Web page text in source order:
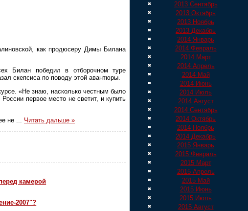
как продюсеру Димы Билана
Билан победил в отборочном туре
скепсиса по поводу этой авантюры.
«Не знаю, насколько честным было
первое место не светит, и купить
не
Читать дальше »
камерой
2007"?
2013 Сентябрь
2013 Октябрь
2013 Ноябрь
2013 Декабрь
2014 Январь
2014 Февраль
2014 Март
2014 Апрель
2014 Май
2014 Июнь
2014 Июль
2014 Август
2014 Сентябрь
2014 Октябрь
2014 Ноябрь
2014 Декабрь
2015 Январь
2015 Февраль
2015 Март
2015 Апрель
2015 Май
2015 Июнь
2015 Июль
2015 Август